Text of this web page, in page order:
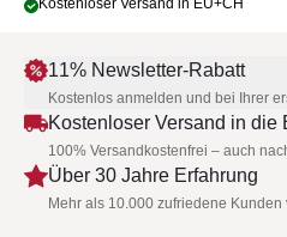
Kostenloser Versand in EU+CH
11% Newsletter-Rabatt
Kostenlos anmelden und bei Ihrer
Kostenloser Versand in die
100% Versandkostenfrei – auch
Über 30 Jahre Erfahrung
Mehr als 10.000 zufriedene Kunden